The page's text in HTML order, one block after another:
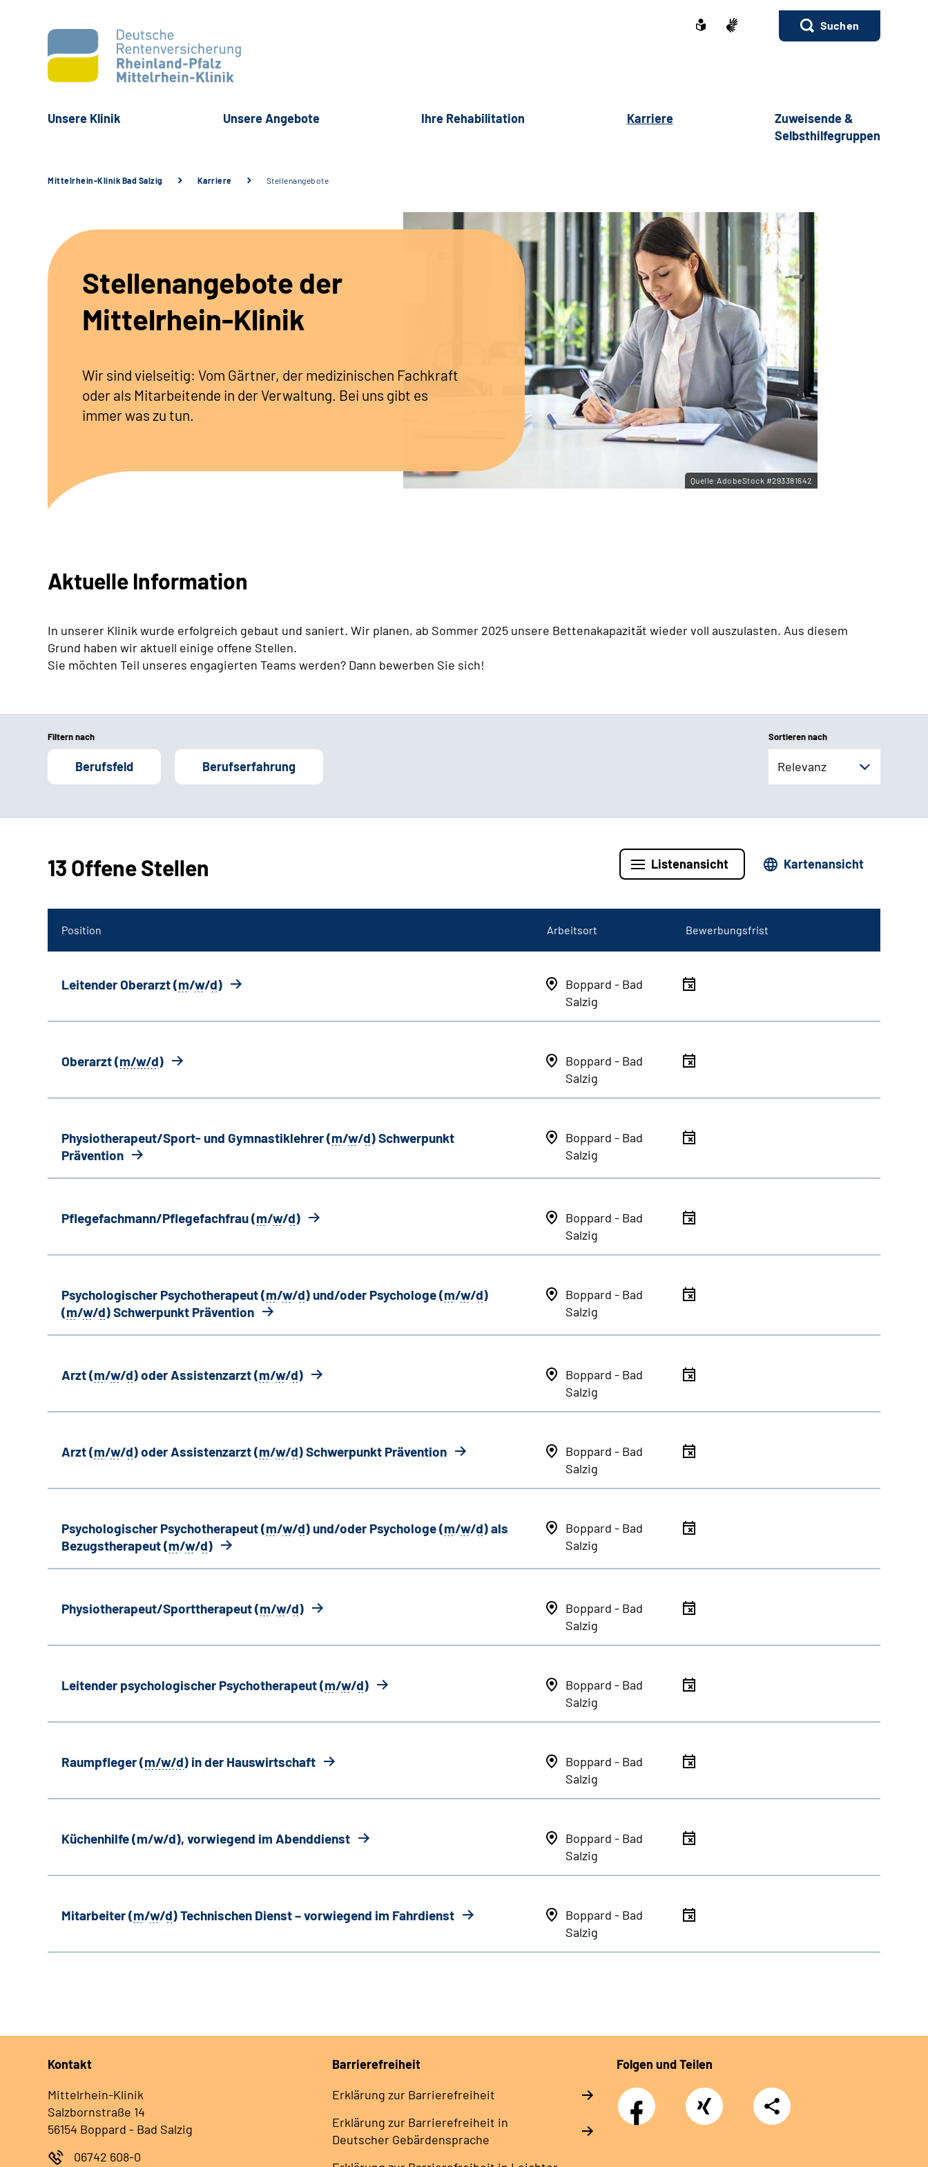
Suchen
Unsere Klinik Unsere Angebote Ihre Rehabilitation Karriere
Zuweisende &
Selbsthilfegruppen
Mittelrhein-Klinik Bad Salzig Karriere Stellenangebote
Stellenangebote der
Mittelrhein-Klinik
Wir sind vielseitig: Vom Gärtner, der medizinischen Fachkraft
oder als Mitarbeitende in der Verwaltung. Bei uns gibt es
immer was zu tun.
Quelle:AdobeStock #293381642
Aktuelle Information
In unserer Klinik wurde erfolgreich gebaut und saniert. Wir planen, ab Sommer 2025 unsere Bettenakapazität wieder voll auszulasten. Aus diesem
Grund haben wir aktuell einige offene Stellen.
Sie möchten Teil unseres engagierten Teams werden? Dann bewerben Sie sich!
Filtern nach
Berufsfeld Berufserfahrung
Sortieren nach
Relevanz
13 Offene Stellen Listenansicht Kartenansicht
Position Arbeitsort Bewerbungsfrist
Leitender Oberarzt (m/w/d)
Boppard - Bad
Salzig
Oberarzt (m/w/d)
Boppard - Bad
Salzig
Physiotherapeut/Sport- und Gymnastiklehrer (m/w/d) Schwerpunkt
Prävention
Boppard - Bad
Salzig
Pflegefachmann/Pflegefachfrau (m/w/d)
Boppard - Bad
Salzig
Psychologischer Psychotherapeut (m/w/d) und/oder Psychologe (m/w/d)
(m/w/d) Schwerpunkt Prävention
Boppard - Bad
Salzig
Arzt (m/w/d) oder Assistenzarzt (m/w/d)
Boppard - Bad
Salzig
Arzt (m/w/d) oder Assistenzarzt (m/w/d) Schwerpunkt Prävention
Boppard - Bad
Salzig
Psychologischer Psychotherapeut (m/w/d) und/oder Psychologe (m/w/d) als
Bezugstherapeut (m/w/d)
Boppard - Bad
Salzig
Physiotherapeut/Sporttherapeut (m/w/d)
Boppard - Bad
Salzig
Leitender psychologischer Psychotherapeut (m/w/d)
Boppard - Bad
Salzig
Raumpfleger (m/w/d) in der Hauswirtschaft
Boppard - Bad
Salzig
Küchenhilfe (m/w/d), vorwiegend im Abenddienst
Boppard - Bad
Salzig
Mitarbeiter (m/w/d) Technischen Dienst – vorwiegend im Fahrdienst
Boppard - Bad
Salzig
Kontakt
Mittelrhein-Klinik
Salzbornstraße 14
56154 Boppard - Bad Salzig
06742 608-0
Barrierefreiheit
Erklärung zur Barrierefreiheit
Erklärung zur Barrierefreiheit in
Deutscher Gebärdensprache
Folgen und Teilen
Facebook Xing
Teilen